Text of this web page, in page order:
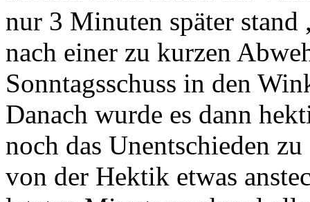
nur 3 Minuten später
nach einer zu kurzen
Sonntagsschuss in den
Danach wurde es dann
noch das Unentschieden
von der Hektik etwas